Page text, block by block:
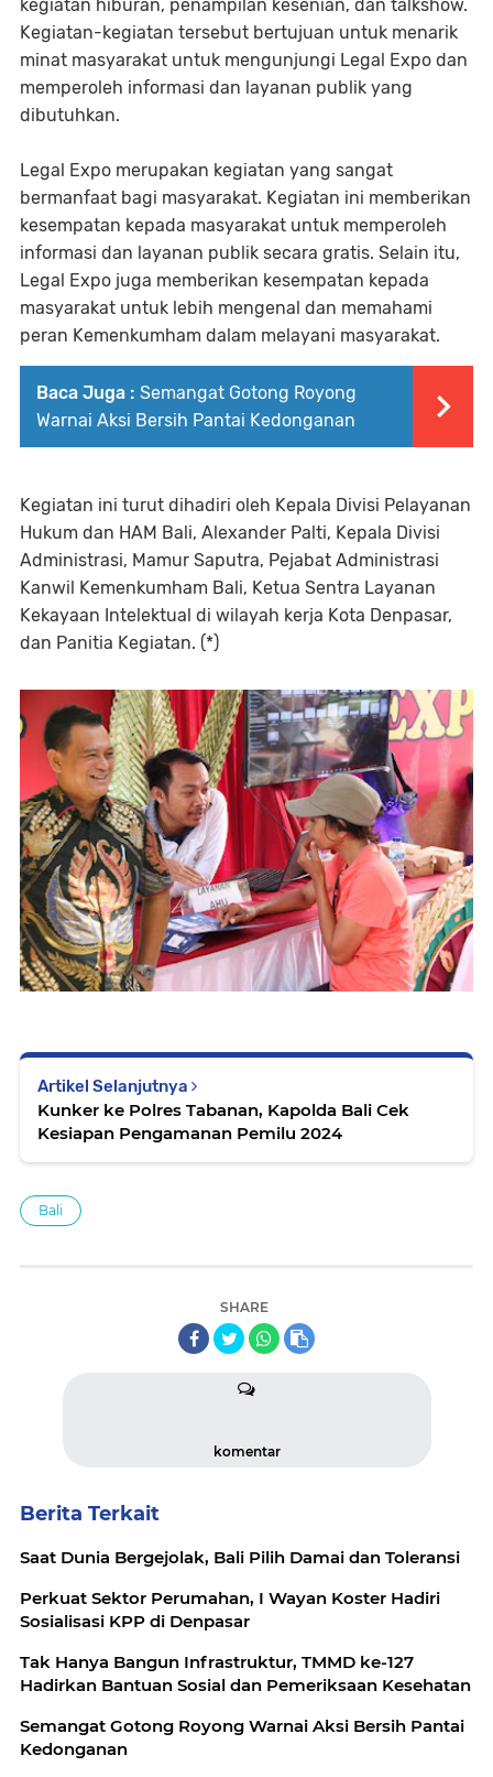
kegiatan hiburan, penampilan kesenian, dan talkshow.
Kegiatan-kegiatan tersebut bertujuan untuk menarik
minat masyarakat untuk mengunjungi Legal Expo dan
memperoleh informasi dan layanan publik yang
dibutuhkan.
Legal Expo merupakan kegiatan yang sangat
bermanfaat bagi masyarakat. Kegiatan ini memberikan
kesempatan kepada masyarakat untuk memperoleh
informasi dan layanan publik secara gratis. Selain itu,
Legal Expo juga memberikan kesempatan kepada
masyarakat untuk lebih mengenal dan memahami
peran Kemenkumham dalam melayani masyarakat.
Baca Juga : Semangat Gotong Royong
Warnai Aksi Bersih Pantai Kedonganan
Kegiatan ini turut dihadiri oleh Kepala Divisi Pelayanan
Hukum dan HAM Bali, Alexander Palti, Kepala Divisi
Administrasi, Mamur Saputra, Pejabat Administrasi
Kanwil Kemenkumham Bali, Ketua Sentra Layanan
Kekayaan Intelektual di wilayah kerja Kota Denpasar,
dan Panitia Kegiatan. (*)
Artikel Selanjutnya
Kunker ke Polres Tabanan, Kapolda Bali Cek
Kesiapan Pengamanan Pemilu 2024
Bali
SHARE
komentar
Berita Terkait
Saat Dunia Bergejolak, Bali Pilih Damai dan Toleransi
Perkuat Sektor Perumahan, I Wayan Koster Hadiri
Sosialisasi KPP di Denpasar
Tak Hanya Bangun Infrastruktur, TMMD ke-127
Hadirkan Bantuan Sosial dan Pemeriksaan Kesehatan
Semangat Gotong Royong Warnai Aksi Bersih Pantai
Kedonganan